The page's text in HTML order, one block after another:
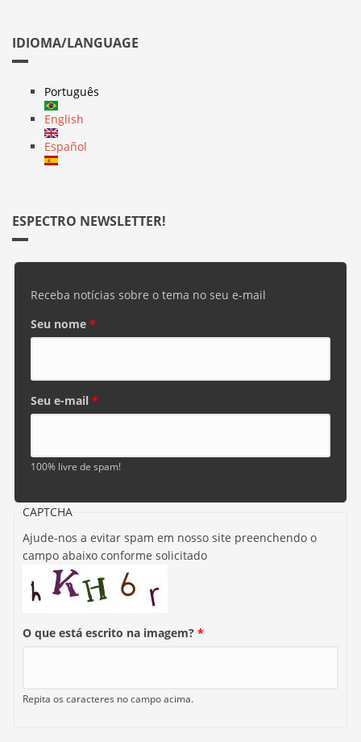
IDIOMA/LANGUAGE
Português
English
Español
ESPECTRO NEWSLETTER!
Receba notícias sobre o tema no seu e-mail
Seu nome *
Seu e-mail *
100% livre de spam!
CAPTCHA
Ajude-nos a evitar spam em nosso site preenchendo o
campo abaixo conforme solicitado
O que está escrito na imagem? *
Repita os caracteres no campo acima.